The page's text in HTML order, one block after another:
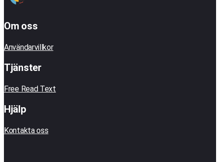
Om oss
Användarvillkor
Tjänster
Free Read Text
Hjälp
Kontakta oss